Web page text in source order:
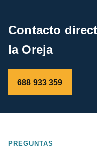
Contacto
la Oreja
688 933 359
PREGUNTAS